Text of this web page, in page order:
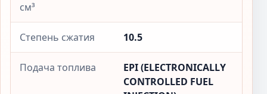
см³
Степень сжатия 10.5
Подача топлива
EPI (ELECTRONICALLY
CONTROLLED FUEL